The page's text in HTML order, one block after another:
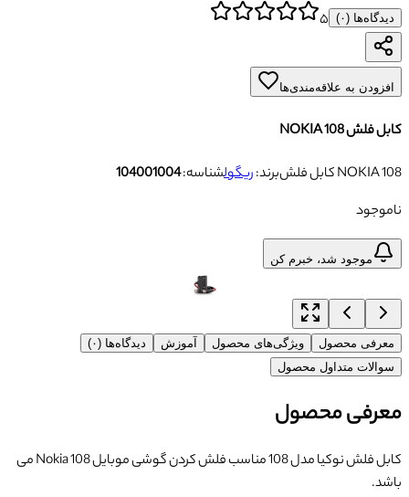
دیدگاه‌ها (۰) ۵
افزودن به علاقه‌مندی‌ها
کابل فلش NOKIA 108
کابل فلش NOKIA 108
برند:ریگولشناسه:104001004
ناموجود
موجود شد، خبرم کن
معرفی محصول ویژگی‌های محصول آموزش
دیدگاه‌ها (۰)
سوالات متداول محصول
معرفی محصول
کابل فلش نوکیا مدل 108 مناسب فلش کردن گوشی موبایل Nokia 108 می
باشد.